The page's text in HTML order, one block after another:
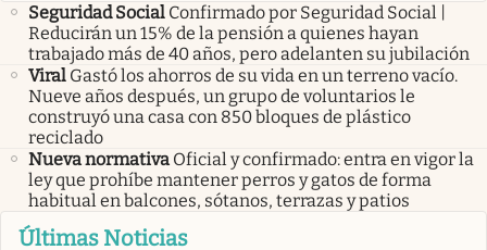
Seguridad Social Confirmado por Seguridad Social |
Reducirán un 15% de la pensión a quienes hayan
trabajado más de 40 años, pero adelanten su jubilación
Viral Gastó los ahorros de su vida en un terreno vacío.
Nueve años después, un grupo de voluntarios le
construyó una casa con 850 bloques de plástico
reciclado
Nueva normativa Oficial y confirmado: entra en vigor la
ley que prohíbe mantener perros y gatos de forma
habitual en balcones, sótanos, terrazas y patios
Últimas Noticias